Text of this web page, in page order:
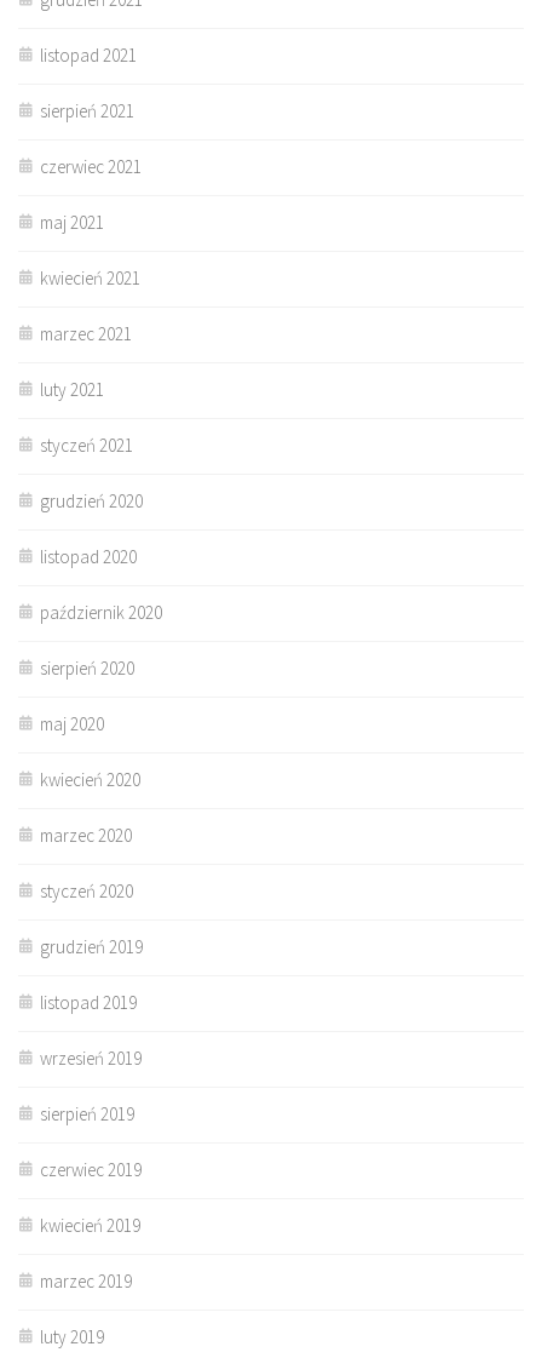
listopad 2021
sierpień 2021
czerwiec 2021
maj 2021
kwiecień 2021
marzec 2021
luty 2021
styczeń 2021
grudzień 2020
listopad 2020
październik 2020
sierpień 2020
maj 2020
kwiecień 2020
marzec 2020
styczeń 2020
grudzień 2019
listopad 2019
wrzesień 2019
sierpień 2019
czerwiec 2019
kwiecień 2019
marzec 2019
luty 2019